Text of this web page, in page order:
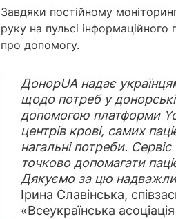
Завдяки постійному
руку на пульсі
про допомогу.
ДонорUA надає
щодо потреб у
допомогою платформи
центрів крові, самих
нагальні потреби.
точково допомагати
Дякуємо за цю
Ірина Славінська,
«Всеукраїнська